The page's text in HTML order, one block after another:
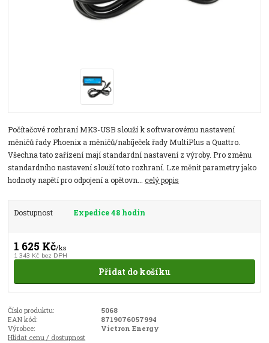
Počítačové rozhraní MK3-USB slouží k softwarovému nastavení
měničů řady Phoenix a měničů/nabíječek řady MultiPlus a Quattro.
Všechna tato zařízení mají standardní nastavení z výroby. Pro změnu
standardního nastavení slouží toto rozhraní. Lze měnit parametry jako
hodnoty napětí pro odpojení a opětovn...celý popis
Dostupnost Expedice 48 hodin
1 625 Kč/ks
1 343 Kč bez DPH
Přidat do košíku
Číslo produktu:
5068
EAN kód:
8719076057994
Výrobce:
Victron Energy
Hlídat cenu / dostupnost